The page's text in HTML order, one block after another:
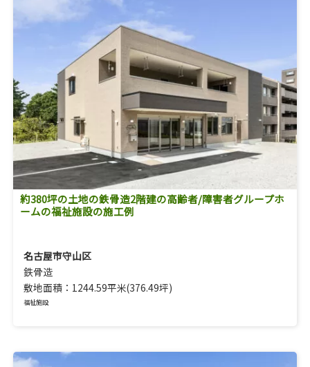
約380坪の土地の鉄骨造2階建の高齢者/障害者グループホ
ームの福祉施設の施工例
名古屋市守山区
鉄骨造
敷地面積：1244.59平米(376.49坪)
福祉施設